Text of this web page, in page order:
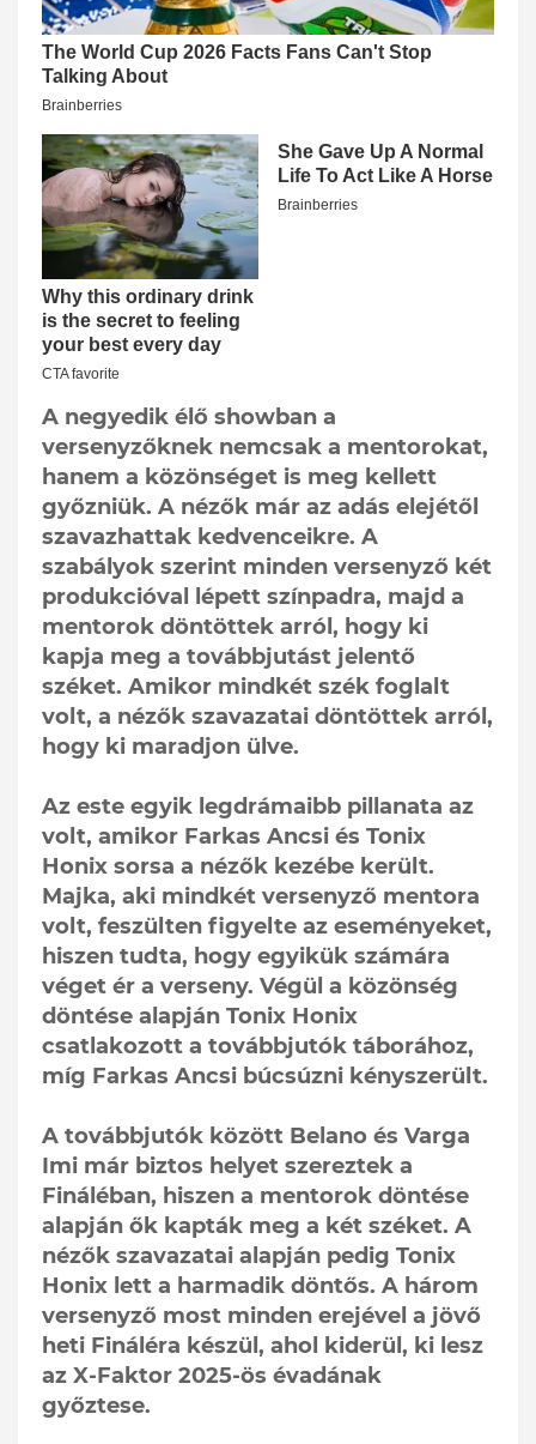
A negyedik élő showban a
versenyzőknek nemcsak a mentorokat,
hanem a közönséget is meg kellett
győzniük. A nézők már az adás elejétől
szavazhattak kedvenceikre. A
szabályok szerint minden versenyző két
produkcióval lépett színpadra, majd a
mentorok döntöttek arról, hogy ki
kapja meg a továbbjutást jelentő
széket. Amikor mindkét szék foglalt
volt, a nézők szavazatai döntöttek arról,
hogy ki maradjon ülve.
Az este egyik legdrámaibb pillanata az
volt, amikor Farkas Ancsi és Tonix
Honix sorsa a nézők kezébe került.
Majka, aki mindkét versenyző mentora
volt, feszülten figyelte az eseményeket,
hiszen tudta, hogy egyikük számára
véget ér a verseny. Végül a közönség
döntése alapján Tonix Honix
csatlakozott a továbbjutók táborához,
míg Farkas Ancsi búcsúzni kényszerült.
A továbbjutók között Belano és Varga
Imi már biztos helyet szereztek a
Fináléban, hiszen a mentorok döntése
alapján ők kapták meg a két széket. A
nézők szavazatai alapján pedig Tonix
Honix lett a harmadik döntős. A három
versenyző most minden erejével a jövő
heti Fináléra készül, ahol kiderül, ki lesz
az X-Faktor 2025-ös évadának
győztese.